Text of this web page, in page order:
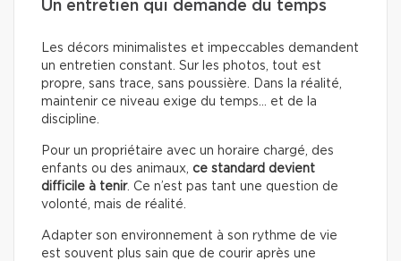
Un entretien qui demande du temps
Les décors minimalistes et impeccables demandent
un entretien constant. Sur les photos, tout est
propre, sans trace, sans poussière. Dans la réalité,
maintenir ce niveau exige du temps… et de la
discipline.
Pour un propriétaire avec un horaire chargé, des
enfants ou des animaux, ce standard devient
difficile à tenir. Ce n’est pas tant une question de
volonté, mais de réalité.
Adapter son environnement à son rythme de vie
est souvent plus sain que de courir après une